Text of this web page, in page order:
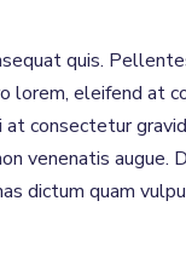
quis.
eleifend at
consectetur
venenatis
dictum quam